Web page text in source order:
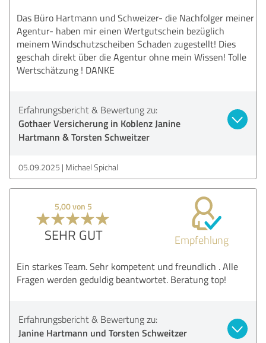
Das Büro Hartmann und Schweizer- die Nachfolger meiner
Agentur- haben mir einen Wertgutschein bezüglich
meinem Windschutzscheiben Schaden zugestellt! Dies
geschah direkt über die Agentur ohne mein Wissen! Tolle
Wertschätzung ! DANKE
Erfahrungsbericht & Bewertung zu:
Gothaer Versicherung in Koblenz Janine
Hartmann & Torsten Schweitzer
05.09.2025 Michael Spichal
5,00 von 5
SEHR GUT Empfehlung
Ein starkes Team. Sehr kompetent und freundlich . Alle
Fragen werden geduldig beantwortet. Beratung top!
Erfahrungsbericht & Bewertung zu:
Janine Hartmann und Torsten Schweitzer